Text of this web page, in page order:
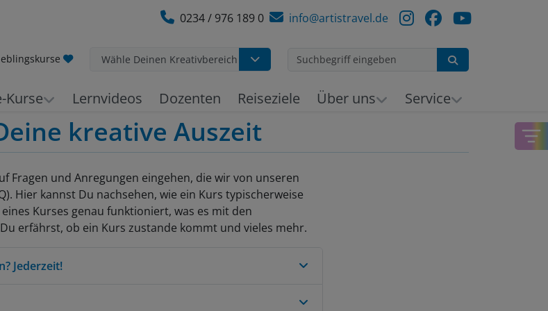
0234 / 976 189 0 info@artistravel.de
Wähle Deinen Kreativbereich
Kurse Lernvideos Dozenten Reiseziele Über uns Service
kreative Auszeit
Fragen und Anregungen eingehen, die wir von unseren
Hier kannst Du nachsehen, wie ein Kurs typischerweise
Kurses genau funktioniert, was es mit den
erfährst, ob ein Kurs zustande kommt und vieles mehr.
Jederzeit!
und Zielen beraten wir Dich gerne. Wir sind